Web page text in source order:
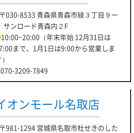
〒030-8533 青森県青森市緑３丁目９ー
サンロード青森内２F
10:00~20:00（年末年始 12月31日は
まで、1月1日は9:00から営業しま
070-3209-7849
オンモール名取店
〒981-1294 宮城県名取市杜せきのした